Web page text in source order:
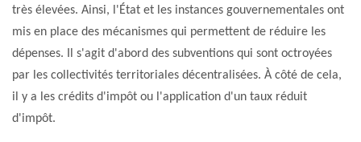
très élevées. Ainsi, l'État et les instances gouvernementales ont
mis en place des mécanismes qui permettent de réduire les
dépenses. Il s'agit d'abord des subventions qui sont octroyées
par les collectivités territoriales décentralisées. À côté de cela,
il y a les crédits d'impôt ou l'application d'un taux réduit
d'impôt.